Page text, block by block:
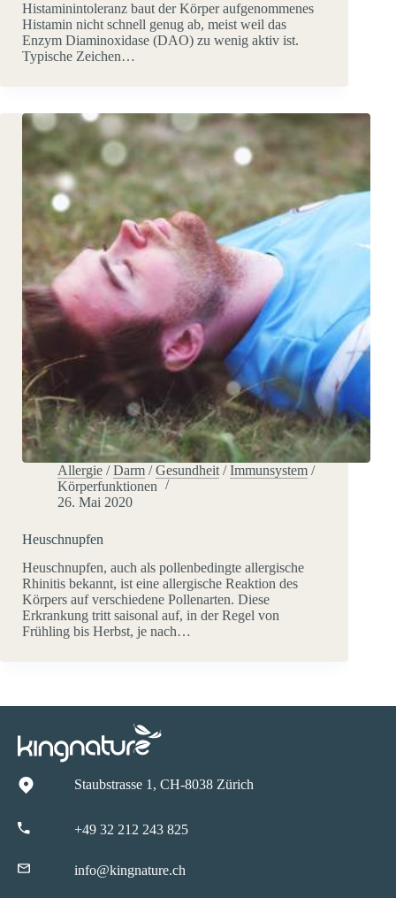
Histaminintoleranz baut der Körper aufgenommenes
Histamin nicht schnell genug ab, meist weil das
Enzym Diaminoxidase (DAO) zu wenig aktiv ist.
Typische Zeichen…
Allergie /Darm /Gesundheit /Immunsystem /
Körperfunktionen
26. Mai 2020
Heuschnupfen
Heuschnupfen, auch als pollenbedingte allergische
Rhinitis bekannt, ist eine allergische Reaktion des
Körpers auf verschiedene Pollenarten. Diese
Erkrankung tritt saisonal auf, in der Regel von
Frühling bis Herbst, je nach…
Staubstrasse 1, CH-8038 Zürich
+49 32 212 243 825
info@kingnature.ch